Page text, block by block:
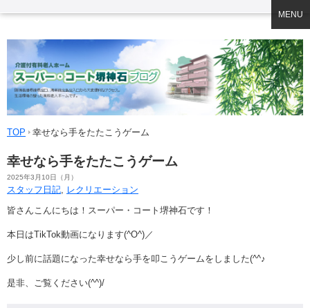
MENU
TOP 幸せなら手をたたこうゲーム
幸せなら手をたたこうゲーム
2025年3月10日（月）
スタッフ日記
レクリエーション
皆さんこんにちは！スーパー・コート堺神石です！
本日はTikTok動画になります(^O^)／
少し前に話題になった幸せなら手を叩こうゲームをしました(^^♪
是非、ご覧ください(^^)/